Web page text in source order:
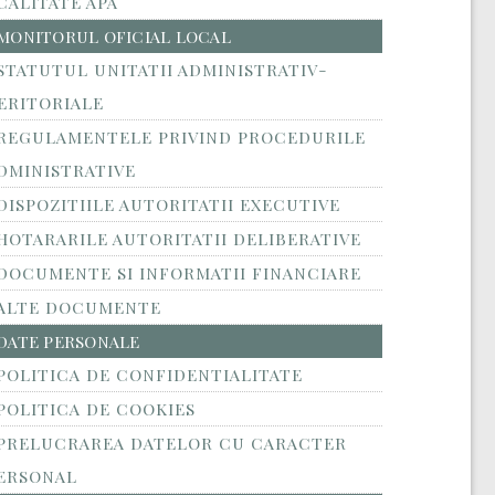
OFICIAL LOCAL
UNITATII ADMINISTRATIV-
PRIVIND PROCEDURILE
AUTORITATII EXECUTIVE
AUTORITATII DELIBERATIVE
SI INFORMATII FINANCIARE
DOCUMENTE
PERSONALE
DE CONFIDENTIALITATE
DE COOKIES
DATELOR CU CARACTER